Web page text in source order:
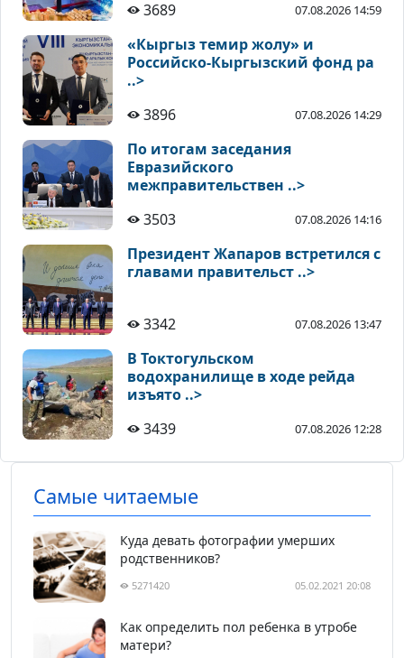
3689 07.08.2026 14:59
«Кыргыз темир жолу» и
Российско-Кыргызский фонд ра
..>
3896
07.08.2026 14:29
По итогам заседания
Евразийского
межправительствен ..>
3503
07.08.2026 14:16
Президент Жапаров встретился с
главами правительст ..>
3342 07.08.2026 13:47
В Токтогульском
водохранилище в ходе рейда
изъято ..>
3439
07.08.2026 12:28
Самые читаемые
Куда девать фотографии умерших
родственников?
5271420 05.02.2021 20:08
Как определить пол ребенка в утробе
матери?